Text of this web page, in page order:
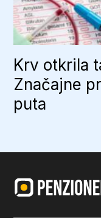
Krv otkrila
Značajne
puta